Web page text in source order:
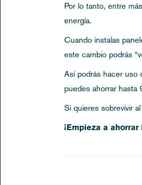
Por lo tanto, entre
energía.
Cuando instalas
este cambio podrás
Así podrás hacer uso
puedes ahorrar
Si quieres sobrevivir
¡Empieza a ahorrar